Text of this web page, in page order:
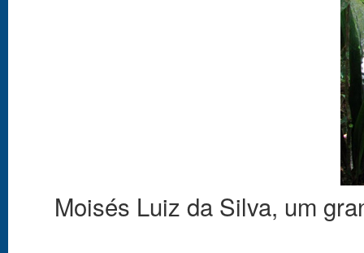
Moisés Luiz da Silva, um